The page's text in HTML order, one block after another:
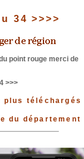
34 >>>>
point rouge merci de
>>>
plus téléchargés
du département